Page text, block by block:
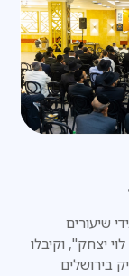
שיעורים
יצחק", וקיבלו
בירושלים